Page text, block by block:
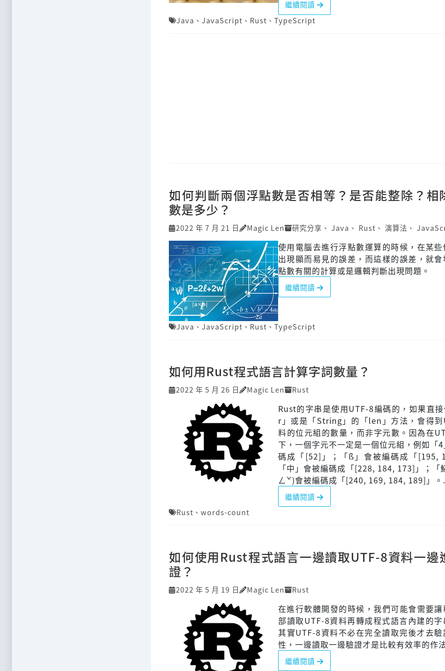
繼續閱讀
Java 、 JavaScript 、 Rust 、 TypeScript
如何判斷兩個浮點數是否相等？是否能整除？相
數是多少？
2022 年 7 月 21 日 Magic Len 研究分享 、 Java 、 Rust 、 演算法 、
使用電腦去進行浮點數運算的時候，在某
出現顯而易見的誤差，而這樣的誤差，就
點數有關的計算或是邏輯判斷出現問題。
繼續閱讀
Java 、 JavaScript 、 Rust 、 TypeScript
如何用Rust程式語言計算字詞數量？
2022 年 5 月 26 日 Magic Len Rust
Rust的字串是使用UTF-8編碼的，如果直
r」或是「String」的「len」方法，會得
料的位元組的數量，而非字元數。因為在
下，一個字元不一定是一個位元組，例如「
碼成「[52]」；「ß」會被編碼成「[195,
「中」會被編碼成「[228, 184, 173]」；「
ㄥˇ)會被編碼成「[240, 169, 184, 189]」
繼續閱讀
Rust 、 words-count
如何使用Rust程式語言一邊讀取UTF-8資料一邊
證？
2022 年 5 月 19 日 Magic Len Rust
在進行軟體開發的時候，我們可能會需要
部讀取UTF-8資料再轉成程式語言內建的
其實UTF-8資料不必在完全讀取完後才去
性，一邊讀取一邊驗證才是比較有效率的作
繼續閱讀